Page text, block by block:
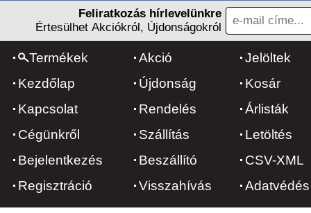
Feliratkozás hírlevelünkre
Értesülhet Akciókról, Újdonságokról
Termékek
Kezdőlap
Kapcsolat
Cégünkről
Bejelentkezés
Regisztráció
Akció
Újdonság
Rendelés
Szállítás
Beszállító
Visszahívás
Jelöltek
Kosár
Árlisták
Letöltés
CSV-XML
Adatvédés